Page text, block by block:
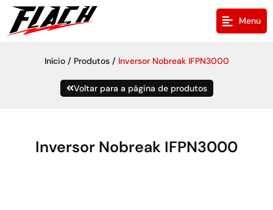
Menu
Início / Produtos / Inversor Nobreak IFPN3000
Voltar para a página de produtos
Inversor Nobreak IFPN3000